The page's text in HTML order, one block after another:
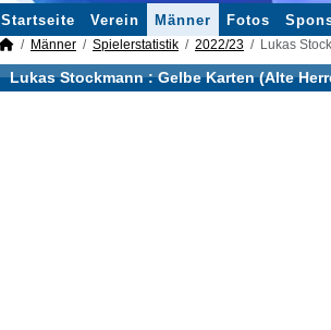
Startseite Verein Männer Fotos
Männer Spielerstatistik 2022/23 Lukas
Lukas Stockmann : Gelbe Karten (Alte